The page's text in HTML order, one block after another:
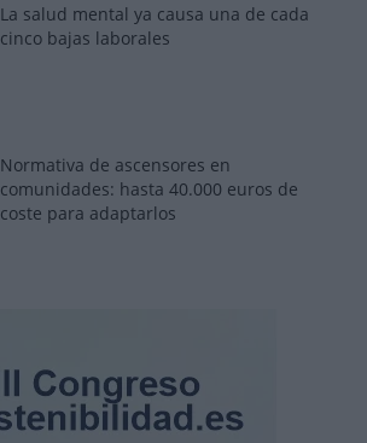
La salud mental ya causa una de cada
cinco bajas laborales
Normativa de ascensores en
comunidades: hasta 40.000 euros de
coste para adaptarlos